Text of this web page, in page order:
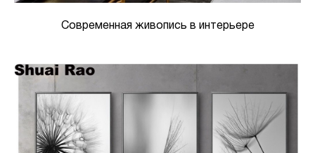
Современная живопись в интерьере